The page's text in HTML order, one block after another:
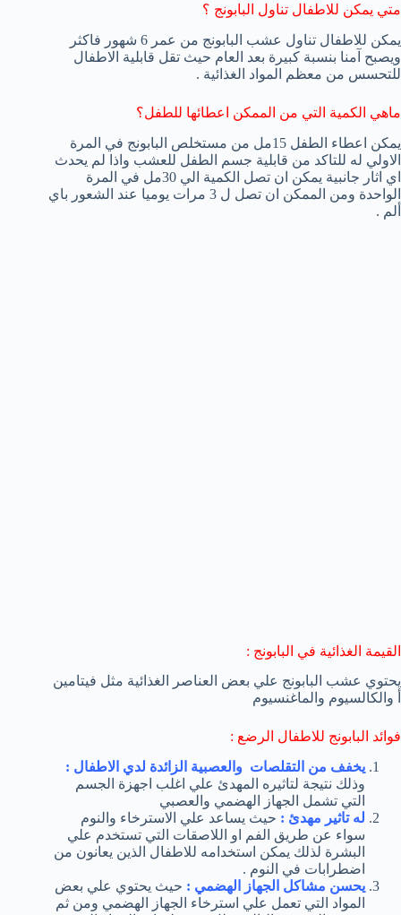
متي يمكن للاطفال تناول البابونج ؟
يمكن للاطفال تناول عشب البابونج من عمر 6 شهور فاكثر
ويصبح آمنا بنسبة كبيرة بعد العام حيث تقل قابلية الاطفال
للتحسس من معظم المواد الغذائية .
ماهي الكمية التي من الممكن اعطائها للطفل؟
يمكن اعطاء الطفل 15مل من مستخلص البابونج في المرة
الاولي له للتاكد من قابلية جسم الطفل للعشب واذا لم يحدث
اي اثار جانبية يمكن ان تصل الكمية الي 30مل في المرة
الواحدة ومن الممكن ان تصل ل 3 مرات يوميا عند الشعور باي
ألم .
القيمة الغذائية في البابونج :
يحتوي عشب البابونج علي بعض العناصر الغذائية مثل فيتامين
أ والكالسيوم والماغنسيوم
فوائد البابونج للاطفال الرضع :
يخفف من التقلصات والعصبية الزائدة لدي الاطفال :
وذلك نتيجة لتاثيره المهدئ علي اغلب اجهزة الجسم
التي تشمل الجهاز الهضمي والعصبي
له تاثير مهدئ : حيث يساعد علي الاسترخاء والنوم
سواء عن طريق الفم او اللاصقات التي تستخدم علي
البشرة لذلك يمكن استخدامه للاطفال الذين يعانون من
اضطرابات في النوم .
يحسن مشاكل الجهاز الهضمي : حيث يحتوي علي بعض
المواد التي تعمل علي استرخاء الجهاز الهضمي ومن ثم